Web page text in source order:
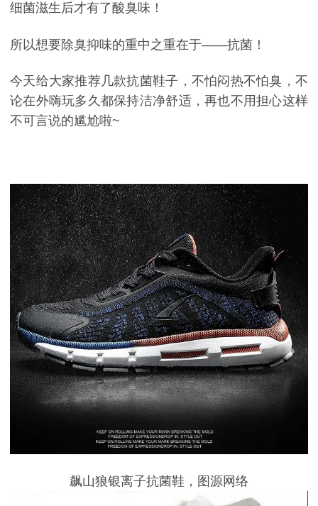
细菌滋生后才有了酸臭味！
所以想要除臭抑味的重中之重在于——抗菌！
今天给大家推荐几款抗菌鞋子，不怕闷热不怕臭，不
论在外嗨玩多久都保持洁净舒适，再也不用担心这样
不可言说的尴尬啦~
飙山狼银离子抗菌鞋，图源网络